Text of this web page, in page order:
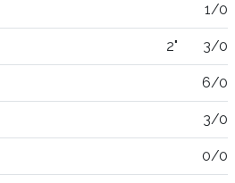
1/0
2" 3/0
6/0
3/0
0/0